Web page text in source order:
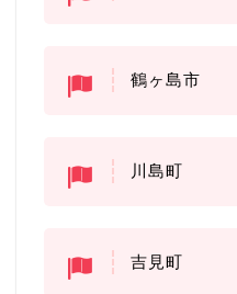
鶴ヶ島市
川島町
吉見町